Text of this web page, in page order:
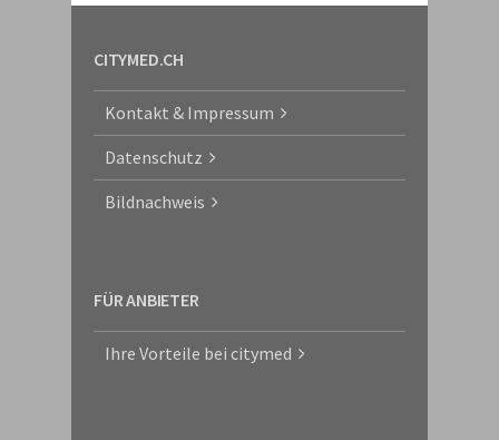
CITYMED.CH
Kontakt & Impressum
Datenschutz
Bildnachweis
FÜR ANBIETER
Ihre Vorteile bei citymed